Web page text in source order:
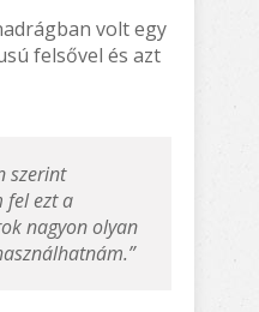
volt egy
felsővel és azt
szerint
fel ezt a
nagyon olyan